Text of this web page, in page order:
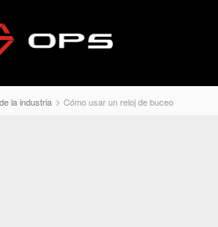
la industria Cómo usar un reloj de buceo